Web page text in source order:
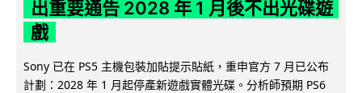
出重要通告 2028 年 1 月後不出光碟遊
戲
Sony 已在 PS5 主機包裝加貼提示貼紙，重申官方 7 月已公布
計劃：2028 年 1 月起停產新遊戲實體光碟。分析師預期 PS6